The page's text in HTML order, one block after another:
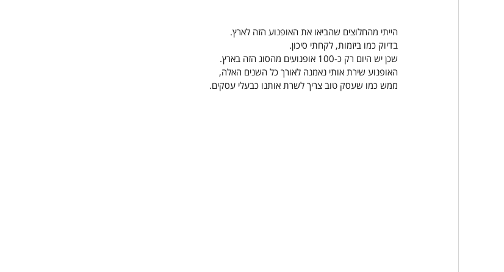
הייתי מהחלוצים שהביאו את האופנוע הזה לארץ.
בדיוק כמו ביזמות, לקחתי סיכון.
שכן יש היום רק כ-100 אופנועים מהסוג הזה בארץ.
האופנוע שירת אותי נאמנה לאורך כל השנים האלה,
ממש כמו שעסק טוב צריך לשרת אותנו כבעלי עסקים.